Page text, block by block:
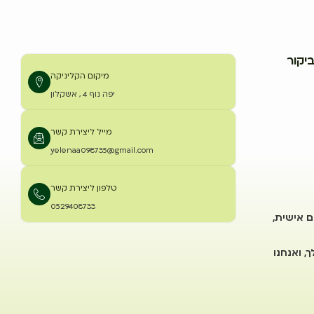
אישית,
ואנחנו
מיקום הקליניקה
יפה נוף 4 , אשקלון
מייל ליצירת קשר
yelenaa098735@gmail.com
טלפון ליצירת קשר
0529408733